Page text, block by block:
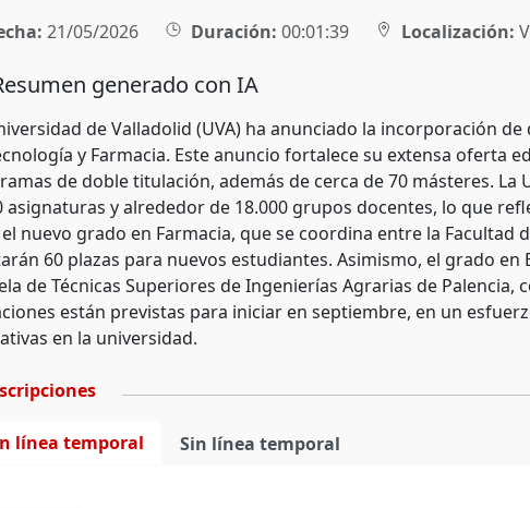
21/05/2026 Duración: 00:01:39 Localización:
generado con IA
de Valladolid (UVA) ha anunciado la incorporación
y Farmacia. Este anuncio fortalece su extensa oferta
de doble titulación, además de cerca de 70 másteres.
asignaturas y alrededor de 18.000 grupos docentes, lo que
nuevo grado en Farmacia, que se coordina entre la Facultad
60 plazas para nuevos estudiantes. Asimismo, el grado
de Técnicas Superiores de Ingenierías Agrarias de
están previstas para iniciar en septiembre, en un
en la universidad.
línea temporal Sin línea temporal